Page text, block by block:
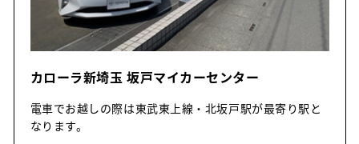
カローラ新埼玉 坂戸マイカーセンター
電車でお越しの際は東武東上線・北坂戸駅が最寄り駅と
なります。